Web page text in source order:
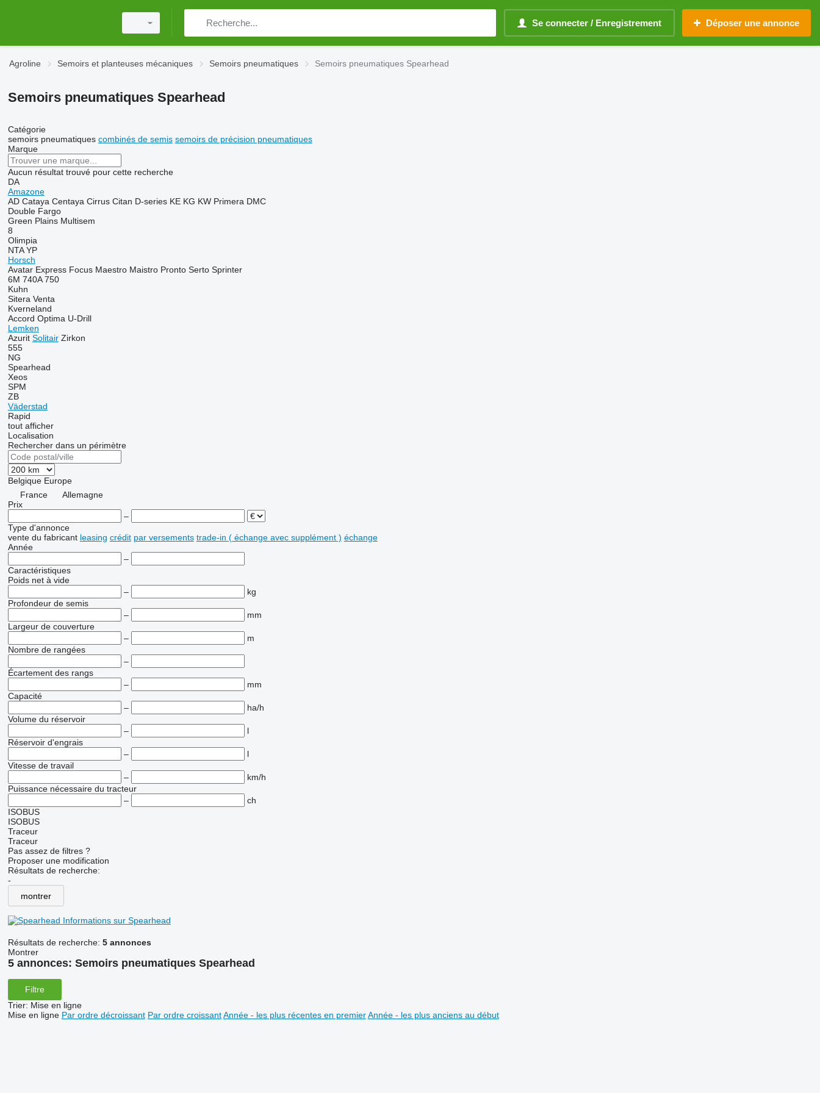
Se connecter / Enregistrement Déposer une annonce
Agroline Semoirs et planteuses mécaniques Semoirs pneumatiques Semoirs pneumatiques Spearhead
Semoirs pneumatiques Spearhead
Catégorie
semoirs pneumatiques combinés de semis semoirs de précision pneumatiques
Marque
Aucun résultat trouvé pour cette recherche
DA
Amazone
AD Cataya Centaya Cirrus Citan D-series KE KG KW Primera DMC
Double Fargo
Green Plains Multisem
8
Olimpia
NTA YP
Horsch
Avatar Express Focus Maestro Maistro Pronto Serto Sprinter
6M 740A 750
Kuhn
Sitera Venta
Kverneland
Accord Optima U-Drill
Lemken
Azurit Solitair Zirkon
555
NG
Spearhead
Xeos
SPM
ZB
Väderstad
Rapid
tout afficher
Localisation
Rechercher dans un périmètre
Belgique Europe
France
Allemagne
Prix
–
Type d'annonce
vente du fabricant leasing crédit par versements trade-in ( échange avec supplément ) échange
Année
–
Caractéristiques
Poids net à vide
–
kg
Profondeur de semis
–
mm
Largeur de couverture
–
m
Nombre de rangées
–
Écartement des rangs
–
mm
Capacité
–
ha/h
Volume du réservoir
–
l
Réservoir d'engrais
–
l
Vitesse de travail
–
km/h
Puissance nécessaire du tracteur
–
ch
ISOBUS
ISOBUS
Traceur
Traceur
Pas assez de filtres ?
Proposer une modification
Résultats de recherche:
-
montrer
Informations sur Spearhead
Résultats de recherche: 5 annonces
Montrer
5 annonces: Semoirs pneumatiques Spearhead
Filtre
Trier: Mise en ligne
Mise en ligne Par ordre décroissant Par ordre croissant Année - les plus récentes en premier Année - les plus anciens au début